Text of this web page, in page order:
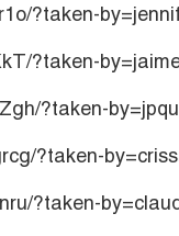
?taken-
?taken-
?taken-
?taken-
?taken-